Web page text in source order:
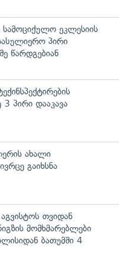
ეკლესიის
პირი
წარდგებიან
3 პირი დააკავა
ახალი
გაიხსნა
თვიდან
მომხმარებლები
ბათუმში 4